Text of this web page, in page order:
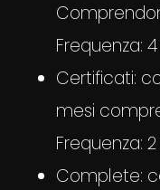
Frequenza:
Certificati:
mesi
Frequenza:
Complete: